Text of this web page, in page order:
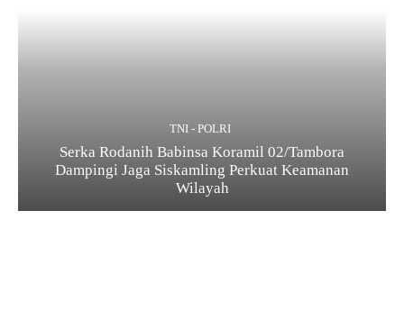
TNI - POLRI
Serka Rodanih Babinsa Koramil 02/Tambora
Dampingi Jaga Siskamling Perkuat Keamanan
Wilayah